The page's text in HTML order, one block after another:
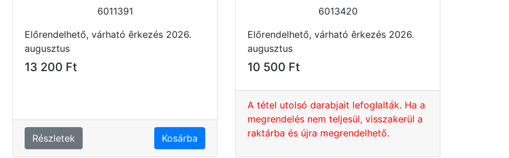
6011391
Előrendelhető, várható êrkezés 2026.
augusztus
13 200 Ft
Részletek Kosárba
6013420
Előrendelhető, várható êrkezés 2026.
augusztus
10 500 Ft
A tétel utolsó darabjait lefoglalták. Ha a
megrendelés nem teljesül, visszakerül a
raktárba és újra megrendelhető.